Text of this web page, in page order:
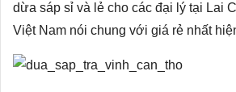
dừa sáp sỉ và lẻ cho các đại lý tại Lai
Việt Nam nói chung với giá rẻ nhất